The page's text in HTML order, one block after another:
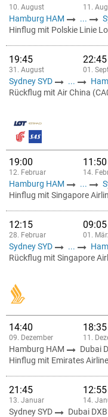
10. August 11.
Hamburg HAM ...
Hinflug mit Polskie Linie
19:45
31. August
22:45
01.
Sydney SYD ...
Rückflug mit Air China
19:00
12. Februar
11:50
14.
Hamburg HAM ...
Hinflug mit Singapore
12:15
28. Februar
09:05
01.
Sydney SYD ...
Rückflug mit Singapore
14:40
09. Dezember
18:35
11.
Hamburg HAM Dubai
Hinflug mit Emirates
21:45
13. Januar
12:55
14.
Sydney SYD Dubai DXB